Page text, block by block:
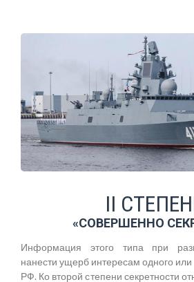
II
«СОВЕРШЕННО
Информация этого типа при
нанести ущерб интересам одного или
РФ. Ко второй степени секретности